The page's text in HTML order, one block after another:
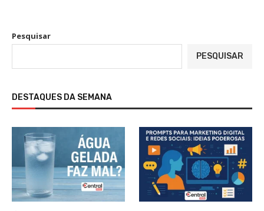
Pesquisar
PESQUISAR
DESTAQUES DA SEMANA